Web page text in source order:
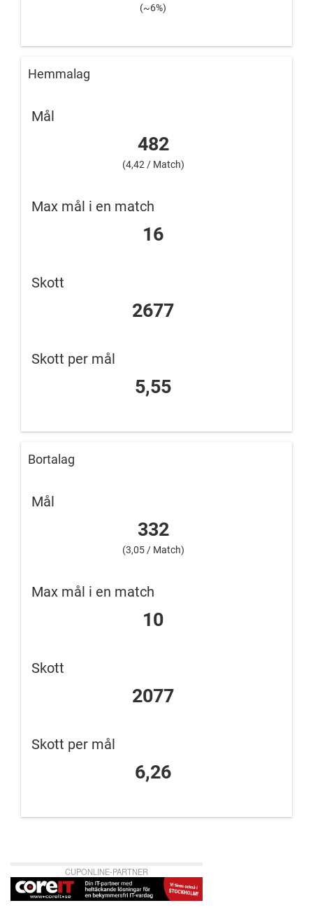
(~6%)
Hemmalag
Mål
482
(4,42 / Match)
Max mål i en match
16
Skott
2677
Skott per mål
5,55
Bortalag
Mål
332
(3,05 / Match)
Max mål i en match
10
Skott
2077
Skott per mål
6,26
CUPONLINE-PARTNER